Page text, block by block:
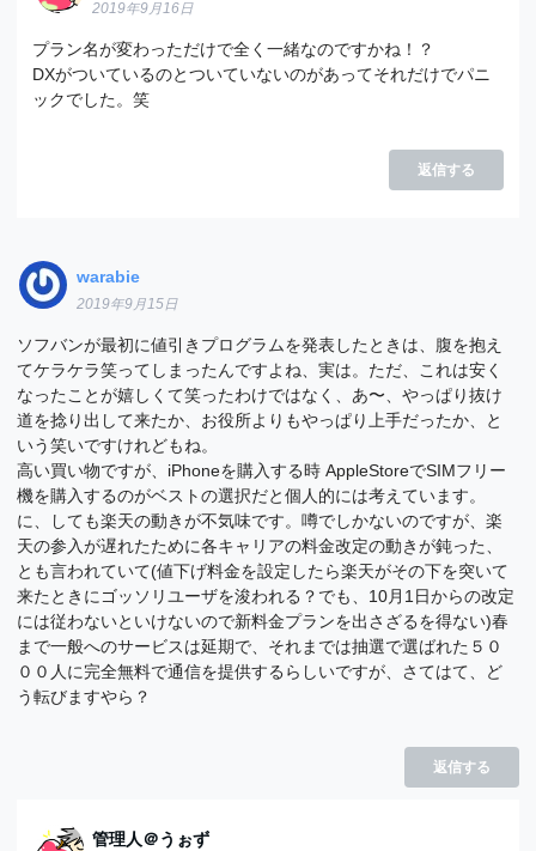
2019年9月16日
プラン名が変わっただけで全く一緒なのですかね！？
DXがついているのとついていないのがあってそれだけでパニ
ックでした。笑
返信する
warabie
2019年9月15日
ソフバンが最初に値引きプログラムを発表したときは、腹を抱え
てケラケラ笑ってしまったんですよね、実は。ただ、これは安く
なったことが嬉しくて笑ったわけではなく、あ〜、やっぱり抜け
道を捻り出して来たか、お役所よりもやっぱり上手だったか、と
いう笑いですけれどもね。
高い買い物ですが、iPhoneを購入する時 AppleStoreでSIMフリー
機を購入するのがベストの選択だと個人的には考えています。
に、しても楽天の動きが不気味です。噂でしかないのですが、楽
天の参入が遅れたために各キャリアの料金改定の動きが鈍った、
とも言われていて(値下げ料金を設定したら楽天がその下を突いて
来たときにゴッソリユーザを浚われる？でも、10月1日からの改定
には従わないといけないので新料金プランを出さざるを得ない)春
まで一般へのサービスは延期で、それまでは抽選で選ばれた５０
００人に完全無料で通信を提供するらしいですが、さてはて、ど
う転びますやら？
返信する
管理人＠うぉず